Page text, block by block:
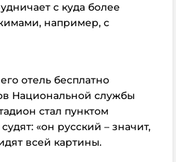
с куда более
например, с
отель бесплатно
Национальной службы
стал пунктом
«он русский – значит,
всей картины.